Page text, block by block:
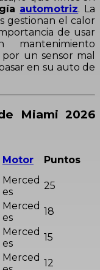
automotriz. La
gestionan el calor
de usar
un sensor mal
en su auto de
Miami 2026
Motor Puntos
Merced
es
25
Merced
es
18
Merced
es
15
Merced 12